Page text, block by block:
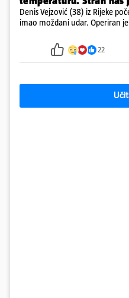
Denis Vejzović (38) iz Rijeke
imao moždani udar. Operiran je
tamošnji liječnici ne vjeruju u
22